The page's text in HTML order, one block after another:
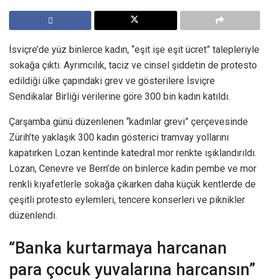
İsviçre’de yüz binlerce kadın, “eşit işe eşit ücret” talepleriyle
sokağa çıktı. Ayrımcılık, taciz ve cinsel şiddetin de protesto
edildiği ülke çapındaki grev ve gösterilere İsviçre
Sendikalar Birliği verilerine göre 300 bin kadın katıldı.
Çarşamba günü düzenlenen “kadınlar grevi” çerçevesinde
Zürih’te yaklaşık 300 kadın gösterici tramvay yollarını
kapatırken Lozan kentinde katedral mor renkte ışıklandırıldı.
Lozan, Cenevre ve Bern’de on binlerce kadın pembe ve mor
renkli kıyafetlerle sokağa çıkarken daha küçük kentlerde de
çeşitli protesto eylemleri, tencere konserleri ve piknikler
düzenlendi.
“Banka kurtarmaya harcanan
para çocuk yuvalarına harcansın”